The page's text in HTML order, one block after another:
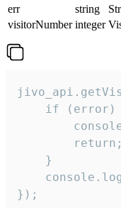
err
string
visitorNumber integer
if (error)
        return;
    }
});